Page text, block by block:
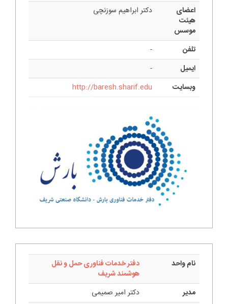
اعضای
هیئت
موسس
دکتر ابراهیم سوزنچی
تلفن
-
ایمیل
-
وبسایت
http://baresh.sharif.edu
نام واحد
دفتر خدمات فناوری حمل و نقل
هوشمند شریف
مدیر
دکتر امیر صمیمی